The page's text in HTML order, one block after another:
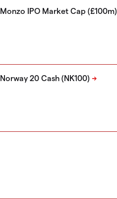
Monzo IPO Market Cap (£100m)
Norway 20 Cash (NK100)